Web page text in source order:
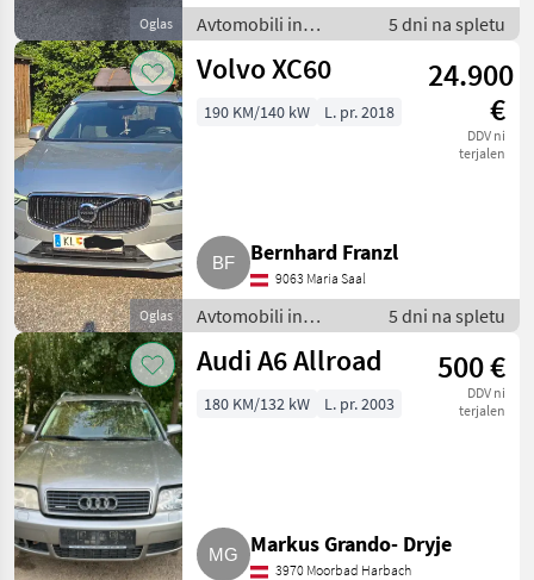
Oglas
Avtomobili in
motorna kolesa /
Terensko vozilo -
5 dni na spletu
Oglas
Volvo XC60
24.900
€
DDV ni
terjalen
190 KM/140 kW L. pr. 2018
Bernhard Franzl
9063 Maria Saal
Avtomobili in
motorna kolesa /
Terensko vozilo -
5 dni na spletu
Audi A6 Allroad 500 €
DDV ni
terjalen
180 KM/132 kW L. pr. 2003
Markus Grando- Dryje
3970 Moorbad Harbach